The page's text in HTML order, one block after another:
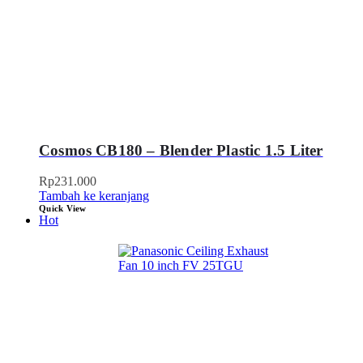
Cosmos CB180 – Blender Plastic 1.5 Liter
Rp231.000
Tambah ke keranjang
Quick View
Hot